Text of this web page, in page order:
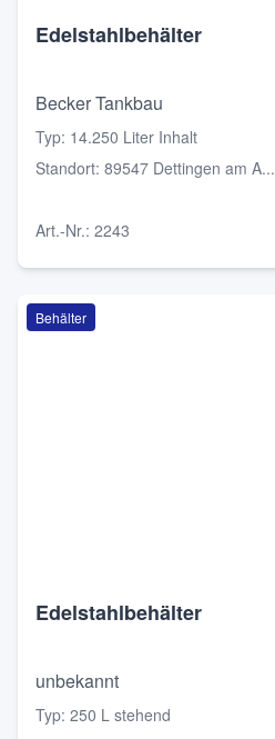
Edelstahlbehälter
Becker Tankbau
Typ: 14.250 Liter Inhalt
Standort: 89547 Dettingen am A...
Art.-Nr.: 2243
Behälter
Edelstahlbehälter
unbekannt
Typ: 250 L stehend